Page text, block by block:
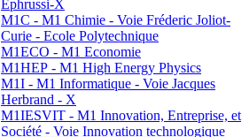
Ephrussi-X
M1C - M1 Chimie - Voie Fréderic Joliot-
Curie - Ecole Polytechnique
M1ECO - M1 Economie
M1HEP - M1 High Energy Physics
M1I - M1 Informatique - Voie Jacques
Herbrand - X
M1IESVIT - M1 Innovation, Entreprise, et
Société - Voie Innovation technologique